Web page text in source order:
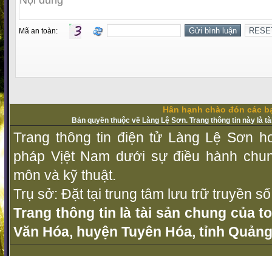
Mã an toàn:
Hân hạnh chào đón các
Bản quyền thuộc về Làng Lệ Sơn. Trang thông tin này là
Trang thông tin điện tử Làng Lệ Sơn
pháp Vịệt Nam dưới sự điều hành
môn và kỹ thuật.
Trụ sở: Đặt tại trung tâm lưu trữ truyền
Trang thông tin là tài sản chung của
Văn Hóa, huyện Tuyên Hóa, tỉnh